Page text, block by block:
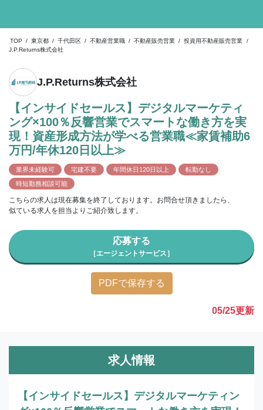
TOP / 東京都 / 千代田区 / 不動産営業職 / 不動産販売営業 / 投資用不動産販売営業
/
J.P.Returns株式会社
J.P.Returns株式会社
【インサイドセールス】デジタルマーケティ
ング×100％反響営業でスマートな働き方を実
現！資産形成方法が学べる営業職≪家賃補助6
万円/年休120日以上≫
業界未経験可 宅建不要 年間休日120日以上
転勤なし
時短勤務相談可能
こちらの求人は現在募集を終了しております。お問合せ頂きましたら、
似ている求人を担当よりご紹介致します。
応募する
［エージェントサービス］
PDFで保存する
05/25更新
求人情報
【インサイドセールス】デジタルマーケティン